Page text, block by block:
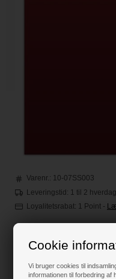
Cookie
Vi bruger cookies til
informationen til forbedring af
Varenr.: 10-07SS003
Leveringstid: 1 til 2
Loyalitetsrabat: 1 Point -
22,00DKK